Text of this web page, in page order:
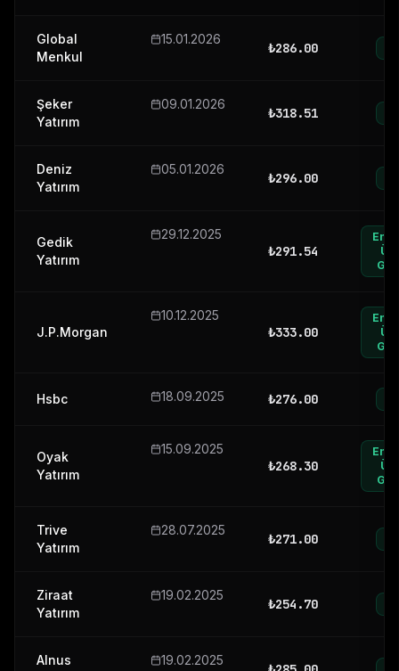
Global
Menkul
15.01.2026
₺286.00
Şeker
Yatırım
09.01.2026
₺318.51
Deniz
Yatırım
05.01.2026
₺296.00
Gedik
Yatırım
29.12.2025
₺291.54
J.P.Morgan
10.12.2025
₺333.00
Hsbc 18.09.2025 ₺276.00
Oyak
Yatırım
15.09.2025
₺268.30
Trive
Yatırım
28.07.2025
₺271.00
Ziraat
Yatırım
19.02.2025
₺254.70
Alnus
19.02.2025